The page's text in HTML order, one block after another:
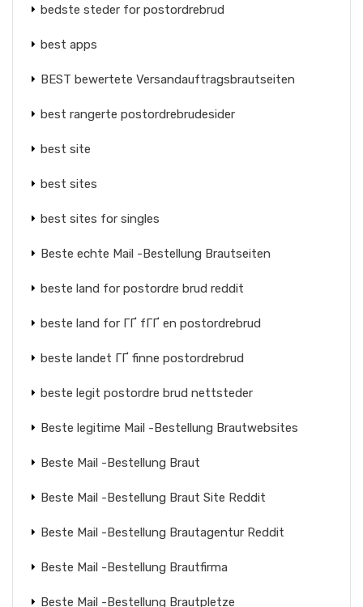
bedste steder for postordrebrud
best apps
BEST bewertete Versandauftragsbrautseiten
best rangerte postordrebrudesider
best site
best sites
best sites for singles
Beste echte Mail -Bestellung Brautseiten
beste land for postordre brud reddit
beste land for ГҐ fГҐ en postordrebrud
beste landet ГҐ finne postordrebrud
beste legit postordre brud nettsteder
Beste legitime Mail -Bestellung Brautwebsites
Beste Mail -Bestellung Braut
Beste Mail -Bestellung Braut Site Reddit
Beste Mail -Bestellung Brautagentur Reddit
Beste Mail -Bestellung Brautfirma
Beste Mail -Bestellung Brautpletze